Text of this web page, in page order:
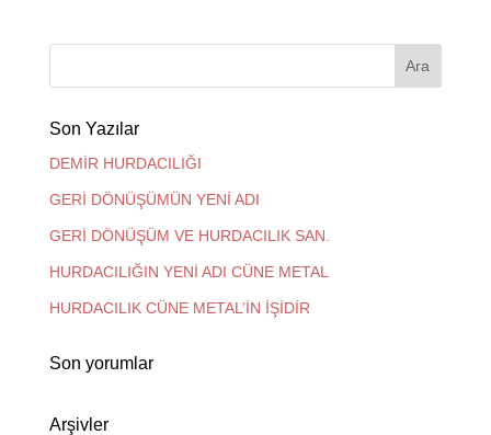
Son Yazılar
DEMİR HURDACILIĞI
GERİ DÖNÜŞÜMÜN YENİ ADI
GERİ DÖNÜŞÜM VE HURDACILIK SAN.
HURDACILIĞIN YENİ ADI CÜNE METAL
HURDACILIK CÜNE METAL’İN İŞİDİR
Son yorumlar
Arşivler